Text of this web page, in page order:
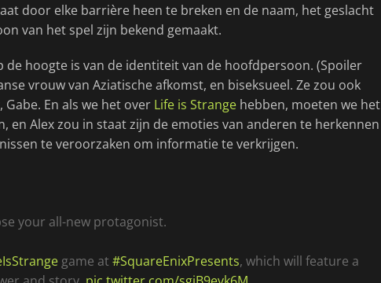
door elke barrière heen te breken en de naam, het geslacht
van het spel zijn bekend gemaakt.
de hoogte is van de identiteit van de hoofdpersoon. (Spoiler
vrouw van Aziatische afkomst, en biseksueel. Ze zou ook
En als we het over Life is Strange hebben, moeten we het
Alex zou in staat zijn de emoties van anderen te herkennen
te veroorzaken om informatie te verkrijgen.
your all-new protagonist.
game at#SquareEnixPresents, which will feature a